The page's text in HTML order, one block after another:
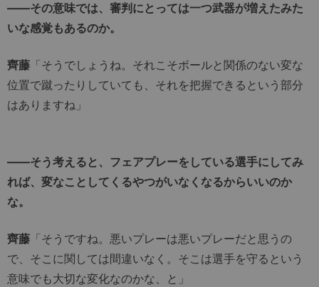
――その意味では、審判にとっては一つ武器が増えたみた
いな感覚もあるのか。
齊藤 「そうでしょうね。それこそボールと関係のない変な
位置で蹴ったりしていても、それを把握できるという部分
はありますね」
――そう考えると、フェアプレーをしている選手にしてみ
れば、変なことしてくるやつがいなくなるからいいのか
な。
齊藤 「そうですね。悪いプレーは悪いプレーだと思うの
で、そこに関しては間違いなく。そこは選手を守るという
意味でも大切な変化なのかな、と」